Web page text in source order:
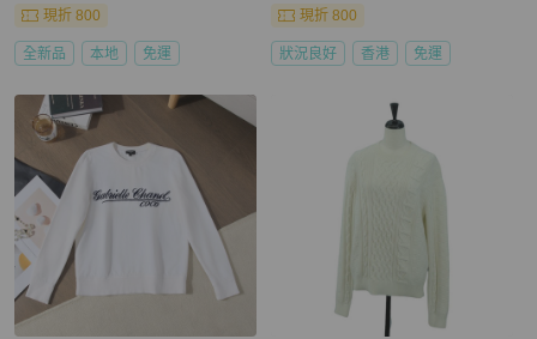
現折 800
全新品 本地 免運
現折 800
狀況良好 香港 免運